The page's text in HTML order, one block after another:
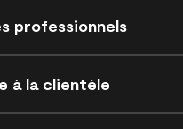
professionnels
à la clientèle